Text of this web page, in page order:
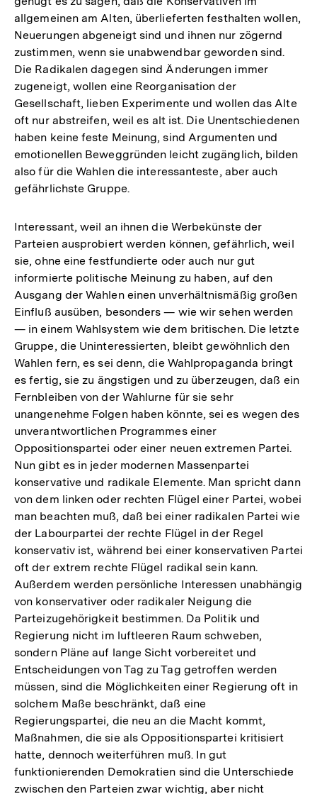
allgemeinen am Alten, überlieferten festhalten wollen,
Neuerungen abgeneigt sind und ihnen nur zögernd
zustimmen, wenn sie unabwendbar geworden sind.
Die Radikalen dagegen sind Änderungen immer
zugeneigt, wollen eine Reorganisation der
Gesellschaft, lieben Experimente und wollen das Alte
oft nur abstreifen, weil es alt ist. Die Unentschiedenen
haben keine feste Meinung, sind Argumenten und
emotionellen Beweggründen leicht zugänglich, bilden
also für die Wahlen die interessanteste, aber auch
gefährlichste Gruppe.
Interessant, weil an ihnen die Werbekünste der
Parteien ausprobiert werden können, gefährlich, weil
sie, ohne eine festfundierte oder auch nur gut
informierte politische Meinung zu haben, auf den
Ausgang der Wahlen einen unverhältnismäßig großen
Einfluß ausüben, besonders — wie wir sehen werden
— in einem Wahlsystem wie dem britischen. Die letzte
Gruppe, die Uninteressierten, bleibt gewöhnlich den
Wahlen fern, es sei denn, die Wahlpropaganda bringt
es fertig, sie zu ängstigen und zu überzeugen, daß ein
Fernbleiben von der Wahlurne für sie sehr
unangenehme Folgen haben könnte, sei es wegen des
unverantwortlichen Programmes einer
Oppositionspartei oder einer neuen extremen Partei.
Nun gibt es in jeder modernen Massenpartei
konservative und radikale Elemente. Man spricht dann
von dem linken oder rechten Flügel einer Partei, wobei
man beachten muß, daß bei einer radikalen Partei wie
der Labourpartei der rechte Flügel in der Regel
konservativ ist, während bei einer konservativen Partei
oft der extrem rechte Flügel radikal sein kann.
Außerdem werden persönliche Interessen unabhängig
von konservativer oder radikaler Neigung die
Parteizugehörigkeit bestimmen. Da Politik und
Regierung nicht im luftleeren Raum schweben,
sondern Pläne auf lange Sicht vorbereitet und
Entscheidungen von Tag zu Tag getroffen werden
müssen, sind die Möglichkeiten einer Regierung oft in
solchem Maße beschränkt, daß eine
Regierungspartei, die neu an die Macht kommt,
Maßnahmen, die sie als Oppositionspartei kritisiert
hatte, dennoch weiterführen muß. In gut
funktionierenden Demokratien sind die Unterschiede
zwischen den Parteien zwar wichtig, aber nicht